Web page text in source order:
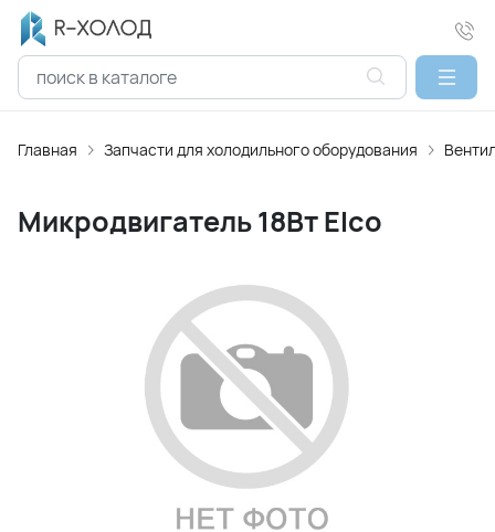
Главная Запчасти для холодильного оборудования
Микродвигатель 18Вт Elco